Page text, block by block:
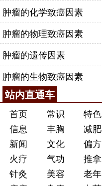
肿瘤的化学致癌因素
肿瘤的物理致癌因素
肿瘤的遗传因素
肿瘤的生物致癌因素
站内直通车
首页 常识 特色
信息
丰胸 减肥
新闻
文化 偏方
火疗
气功 推拿
针灸
美容 老年